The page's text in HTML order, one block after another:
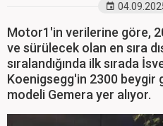
Motor1'in verilerine göre,
ve sürülecek olan en sıra
sıralandığında ilk sırada
Koenigsegg'in 2300 beygir
modeli Gemera yer alıyor.